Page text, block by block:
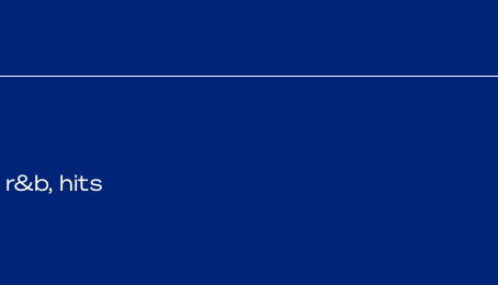
r&b, hits